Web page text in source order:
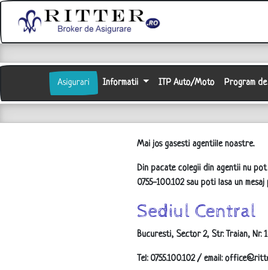
Asigurari Informatii ITP Auto/Moto Program
Mai jos gasesti agentiile noastre.
Din pacate colegii din agentii nu
0755-100.102 sau poti lasa un
Sediul Central
Bucuresti, Sector 2, Str. Traian, Nr.
Tel: 0755.100.102 / email: